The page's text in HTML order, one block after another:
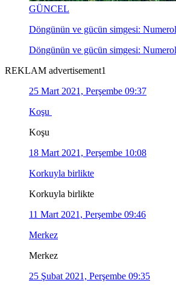
GÜNCEL
Döngünün ve gücün simgesi:
Döngünün ve gücün simgesi:
REKLAM advertisement1
25 Mart 2021, Perşembe 09:37
Koşu
Koşu
18 Mart 2021, Perşembe 10:08
Korkuyla birlikte
Korkuyla birlikte
11 Mart 2021, Perşembe 09:46
Merkez
Merkez
25 Şubat 2021, Perşembe 09:35